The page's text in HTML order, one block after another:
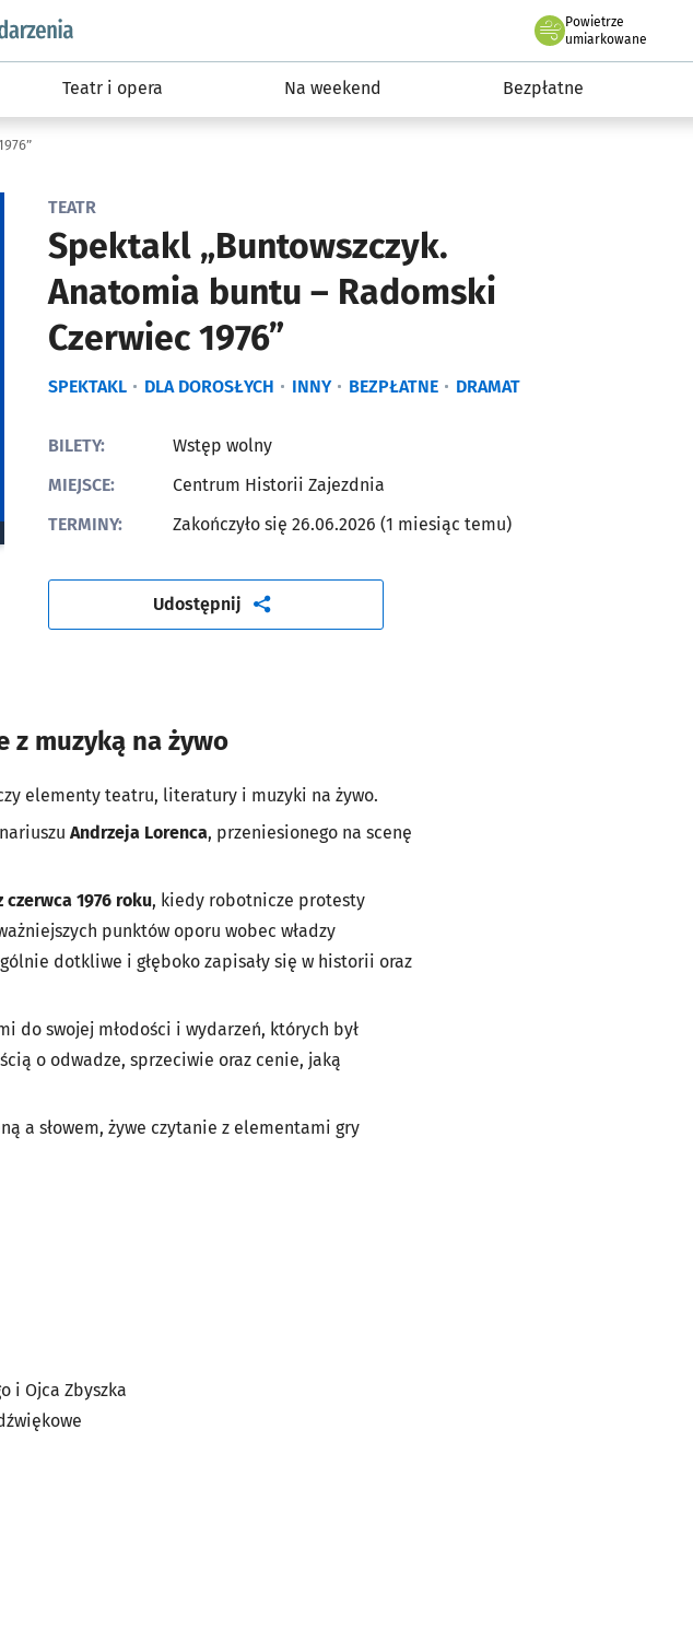
podserwis: Wydarzenia
Powietrze
we Wrocławiu
umiarkowane
Teatr i opera Na weekend Bezpłatne
TEATR
Spektakl „Buntowszczyk.
Anatomia buntu – Radomski
Czerwiec 1976”
SPEKTAKL DLA DOROSŁYCH INNY BEZPŁATNE DRAMAT
BILETY:
Wstęp wolny
MIEJSCE:
Centrum Historii Zajezdnia
TERMINY:
Zakończyło się 26.06.2026 (1 miesiąc temu)
Udostępnijartykuł
z muzyką na żywo
elementy teatru, literatury i muzyki na żywo.
Andrzeja Lorenca, przeniesionego na scenę
czerwca 1976 roku, kiedy robotnicze protesty
punktów oporu wobec władzy
dotkliwe i głęboko zapisały się w historii oraz
do swojej młodości i wydarzeń, których był
o odwadze, sprzeciwie oraz cenie, jaką
a słowem, żywe czytanie z elementami gry
i Ojca Zbyszka